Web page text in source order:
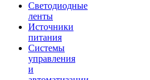
Светодиодные
ленты
Источники
питания
Системы
управления
и